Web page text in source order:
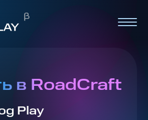
в RoadCraft
Play